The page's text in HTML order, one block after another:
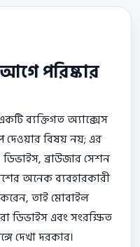
পরিষ্কার
ব্যক্তিগত অ্যাক্সেস
দেওয়ার বিষয় নয়; এর
ব্রাউজার সেশন
অনেক ব্যবহারকারী
তাই মোবাইল
ডিভাইস এবং সংরক্ষিত
দেখা দরকার।